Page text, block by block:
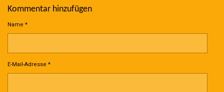
Kommentar hinzufügen
Name *
E-Mail-Adresse *